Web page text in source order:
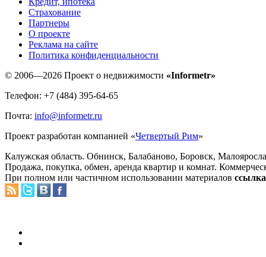
Страхование
Партнеры
O проекте
Реклама на сайте
Политика конфиденциальности
© 2006—2026 Проект о недвижимости «Informetr»
Телефон: +7 (484) 395-64-65
Почта: info@informetr.ru
Проект разработан компанией «Четвертый Рим»
Калужская область. Обнинск, Балабаново, Боровск,
Продажа, покупка, обмен, аренда квартир и комнат.
При полном или частичном использовании материалов